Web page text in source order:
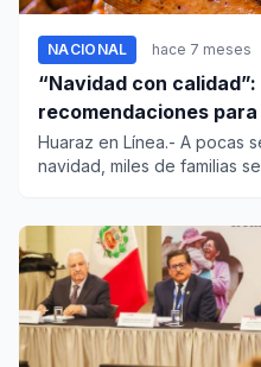
NACIONAL hace 7 meses
“Navidad con
recomendaciones
seguros en la cena de
Huaraz en Línea.- A pocas
navidad, miles de familias